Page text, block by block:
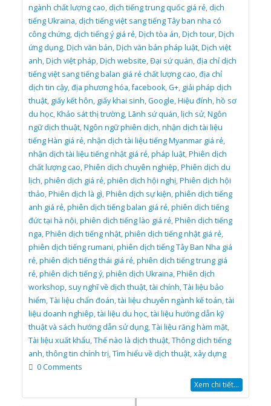
ngành chất lượng cao,dịch tiếng trung quốc giá rẻ,dịch
tiếng Ukraina,dịch tiếng việt sang tiếng Tây ban nha có
công chứng,dịch tiếng ý giá rẻ,Dịch tòa án,Dịch tour,Dịch
ứng dụng,Dịch văn bản,Dịch văn bản pháp luật,Dịch việt
anh,Dịch việt pháp,Dịch website,Đại sứ quán,địa chỉ dịch
tiếng việt sang tiếng balan giá rẻ chất lượng cao,địa chỉ
dịch tin cậy,địa phương hóa,facebook,G+, giải pháp dịch
thuật, giấy kết hôn, giấy khai sinh,Google,Hiệu đính,hồ sơ
du học,Khảo sát thị trường,Lãnh sứ quán,lịch sử,Ngôn
ngữ dịch thuật,Ngôn ngữ phiên dịch,nhận dịch tài liệu
tiếng Hàn giá rẻ,nhận dịch tài liệu tiếng Myanmar giá rẻ,
nhận dịch tài liệu tiếng nhật giá rẻ,pháp luật,Phiên dịch
chất lượng cao,Phiên dịch chuyên nghiệp,Phiên dịch du
lịch,phiên dịch giá rẻ,phiên dịch hội nghị,Phiên dịch hội
thảo,Phiên dịch là gì,Phiên dịch sự kiện,phiên dịch tiếng
anh giá rẻ,phiên dịch tiếng balan giá rẻ,phiên dịch tiếng
đức tại hà nội,phiên dịch tiếng lào giá rẻ,Phiên dịch tiếng
nga,Phiên dịch tiếng nhật,phiên dịch tiếng nhật giá rẻ,
phiên dịch tiếng rumani,phiên dịch tiếng Tây Ban Nha giá
rẻ,phiên dịch tiếng thái giá rẻ,phiên dịch tiếng trung giá
rẻ,phiên dịch tiếng ý,phiên dịch Ukraina,Phiên dịch
workshop, suy nghĩ về dịch thuật,tài chính,Tài liệu bảo
hiểm,Tài liệu chẩn đoán,tài liệu chuyên ngành kế toán,tài
liệu doanh nghiêp,tài liệu du học,tài liệu hướng dẫn kỹ
thuật và sách hướng dẫn sử dụng,Tài liệu răng hàm mặt,
Tài liệu xuất khẩu,Thế nào là dịch thuật,Thông dịch tiếng
anh,thông tin chính trị,Tìm hiểu về dịch thuật,xây dựng
0 Comments
Xem chi tiết...